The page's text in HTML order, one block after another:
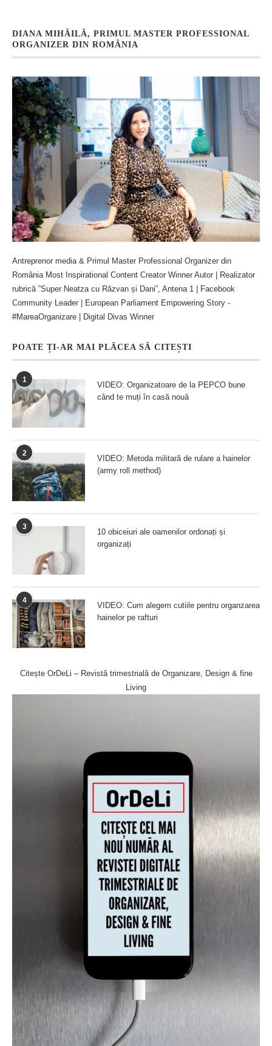
DIANA MIHĂILĂ, PRIMUL MASTER PROFESSIONAL
ORGANIZER DIN ROMÂNIA
Antreprenor media & Primul Master Professional Organizer din
România Most Inspirational Content Creator Winner Autor | Realizator
rubrică ”Super Neatza cu Răzvan și Dani”, Antena 1 | Facebook
Community Leader | European Parliament Empowering Story -
#MareaOrganizare | Digital Divas Winner
POATE ȚI-AR MAI PLĂCEA SĂ CITEȘTI
1
VIDEO: Organizatoare de la PEPCO bune
când te muți în casă nouă
2
VIDEO: Metoda militară de rulare a hainelor
(army roll method)
3
10 obiceiuri ale oamenilor ordonați și
organizați
4
VIDEO: Cum alegem cutiile pentru organzarea
hainelor pe rafturi
Citește OrDeLi – Revistă trimestrială de Organizare, Design & fine
Living